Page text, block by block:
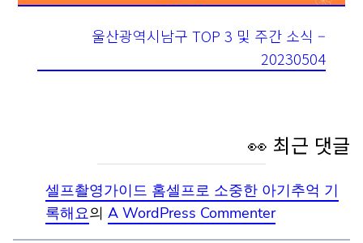
울산광역시남구 TOP 3 및 주간 소식 –
20230504
👀 최근 댓글
셀프촬영가이드 홈셀프로 소중한 아기추억 기
록해요의 A WordPress Commenter